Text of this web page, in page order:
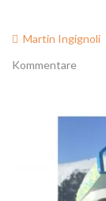
Martin Ingignoli
Kommentare